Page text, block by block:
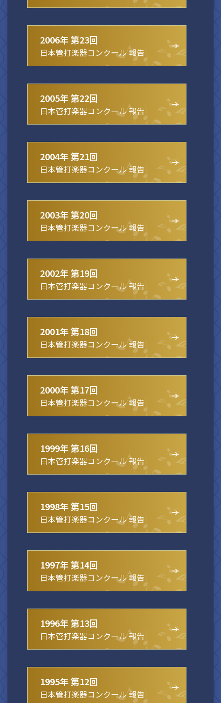
2006年 第23回
日本管打楽器コンクール 報告
2005年 第22回
日本管打楽器コンクール 報告
2004年 第21回
日本管打楽器コンクール 報告
2003年 第20回
日本管打楽器コンクール 報告
2002年 第19回
日本管打楽器コンクール 報告
2001年 第18回
日本管打楽器コンクール 報告
2000年 第17回
日本管打楽器コンクール 報告
1999年 第16回
日本管打楽器コンクール 報告
1998年 第15回
日本管打楽器コンクール 報告
1997年 第14回
日本管打楽器コンクール 報告
1996年 第13回
日本管打楽器コンクール 報告
1995年 第12回
日本管打楽器コンクール 報告